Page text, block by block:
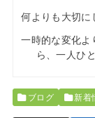
何よりも大切に
一時的な変化よ
ら、一人ひ
ブログ 新着